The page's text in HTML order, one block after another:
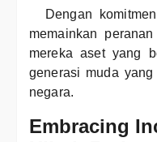
Dengan
memainkan
mereka aset yang
generasi muda
negara.
Embracing